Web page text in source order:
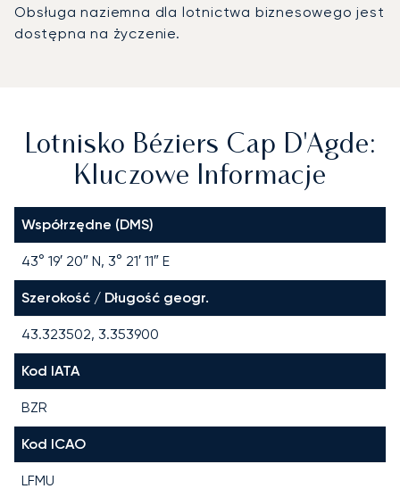
Obsługa naziemna dla lotnictwa biznesowego jest
dostępna na życzenie.
Lotnisko Béziers Cap D'Agde:
Kluczowe Informacje
Współrzędne (DMS)
43° 19′ 20″ N, 3° 21′ 11″ E
Szerokość / Długość geogr.
43.323502, 3.353900
Kod IATA
BZR
Kod ICAO
LFMU